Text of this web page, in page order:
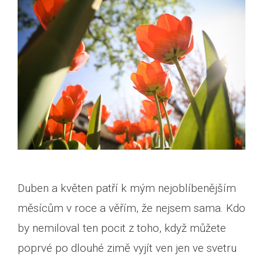
Duben a květen patří k mým nejoblíbenějším
měsícům v roce a věřím, že nejsem sama. Kdo
by nemiloval ten pocit z toho, když můžete
poprvé po dlouhé zimě vyjít ven jen ve svetru